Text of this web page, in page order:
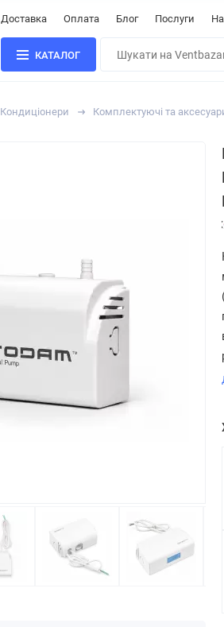
Доставка Оплата Блог Послуги
КАТАЛОГ
Кондиціонери Комплектуючі та